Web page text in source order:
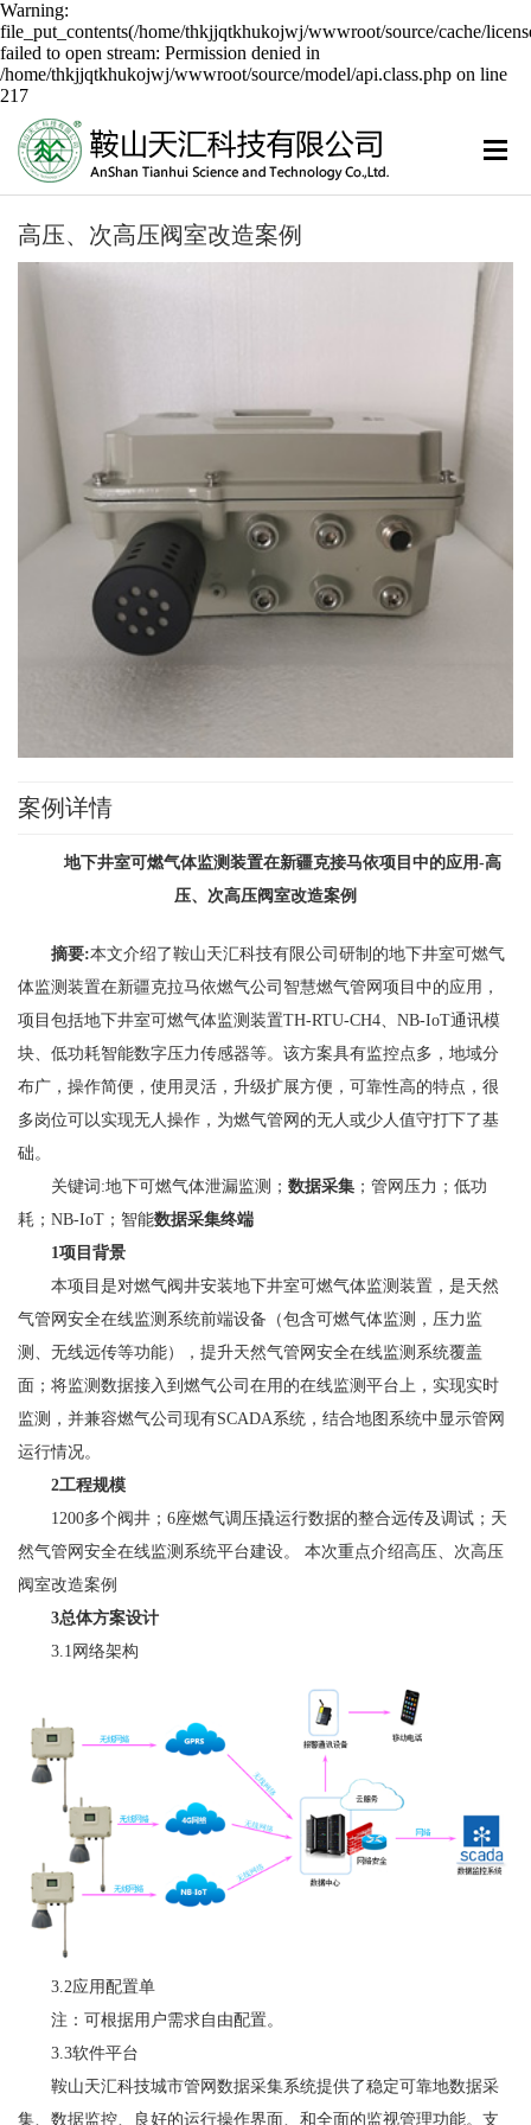
Warning:
file_put_contents(/home/thkjjqtkhukojwj/wwwroot/source/cache/
failed to open stream: Permission denied in
/home/thkjjqtkhukojwj/wwwroot/source/model/api.class.php on line
217
高压、次高压阀室改造案例
案例详情
地下井室可燃气体监测装置在新疆克接马依项目中的应用-高
压、次高压阀室改造案例
摘要:本文介绍了鞍山天汇科技有限公司研制的地下井室可燃气
体监测装置在新疆克拉马依燃气公司智慧燃气管网项目中的应用，
项目包括地下井室可燃气体监测装置TH-RTU-CH4、NB-IoT通讯模
块、低功耗智能数字压力传感器等。该方案具有监控点多，地域分
布广，操作简便，使用灵活，升级扩展方便，可靠性高的特点，很
多岗位可以实现无人操作，为燃气管网的无人或少人值守打下了基
础。
关键词:地下可燃气体泄漏监测； 数据采集 ；管网压力；低功
耗；NB-IoT；智能数据采集终端
1项目背景
本项目是对燃气阀井安装地下井室可燃气体监测装置，是天然
气管网安全在线监测系统前端设备（包含可燃气体监测，压力监
测、无线远传等功能），提升天然气管网安全在线监测系统覆盖
面；将监测数据接入到燃气公司在用的在线监测平台上，实现实时
监测，并兼容燃气公司现有SCADA系统，结合地图系统中显示管网
运行情况。
2工程规模
1200多个阀井；6座燃气调压撬运行数据的整合远传及调试；天
然气管网安全在线监测系统平台建设。 本次重点介绍高压、次高压
阀室改造案例
3总体方案设计
3.1网络架构
3.2应用配置单
注：可根据用户需求自由配置。
3.3软件平台
鞍山天汇科技城市管网数据采集系统提供了稳定可靠地数据采
集、数据监控、良好的运行操作界面、和全面的监视管理功能。支